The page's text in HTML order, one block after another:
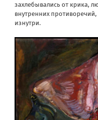
захлебывались от крика,
внутренних
изнутри.